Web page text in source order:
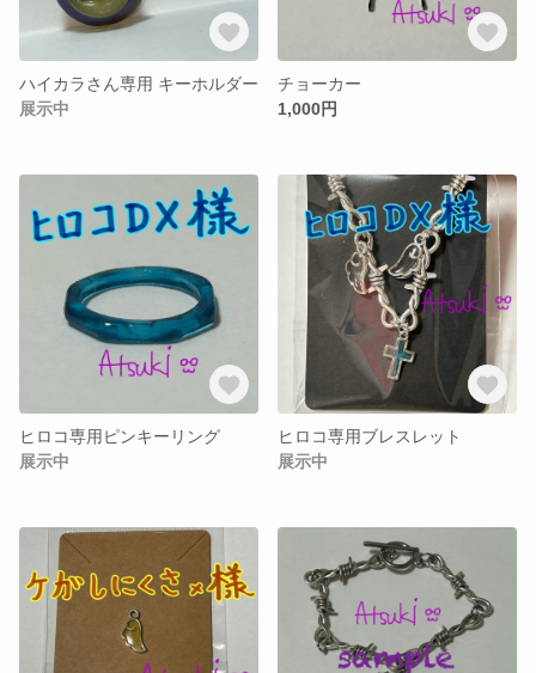
ハイカラさん専用 キーホルダー
展示中
チョーカー
1,000円
ヒロコ専用ピンキーリング
展示中
ヒロコ専用ブレスレット
展示中